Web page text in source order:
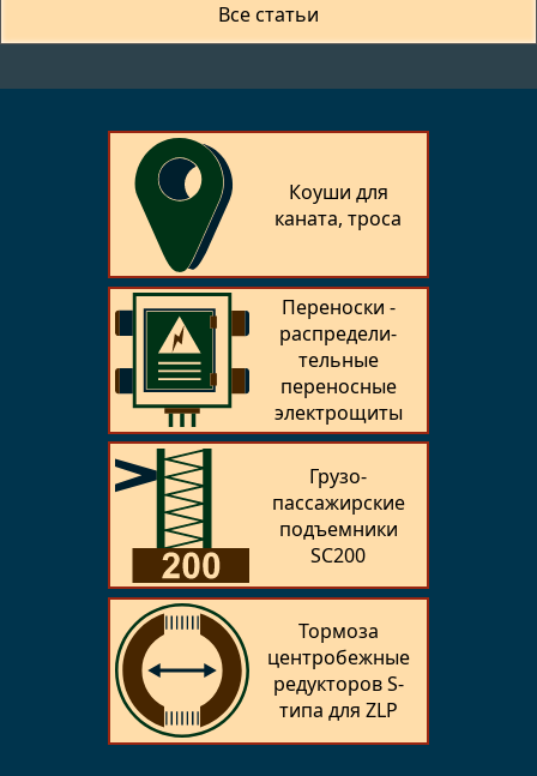
Все статьи
Коуши для
каната, троса
Переноски -
распредели­
тельные
переносные
электрощиты
Грузо­
пассажирские
подъемники
SC200
Тормоза
центробежные
редукторов S-
типа для ZLP